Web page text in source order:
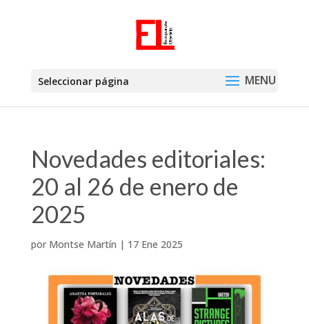
Seleccionar página
Novedades editoriales:
20 al 26 de enero de
2025
por Montse Martín | 17 Ene 2025